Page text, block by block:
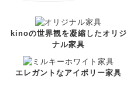
kinoの世界観を凝縮したオリジ
ナル家具
エレガントなアイボリー家具